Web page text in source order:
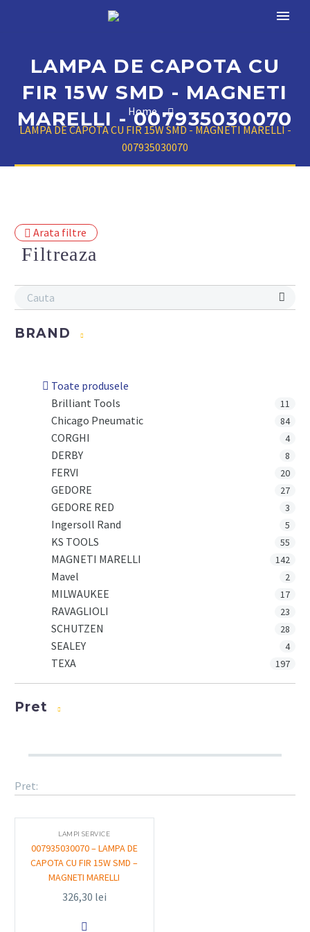
LAMPA DE CAPOTA CU
FIR 15W SMD - MAGNETI
MARELLI - 007935030070
Home
LAMPA DE CAPOTA CU FIR 15W SMD - MAGNETI MARELLI -
007935030070
Arata filtre
Filtreaza
BRAND
Toate produsele
Brilliant Tools
11
Chicago Pneumatic 84
CORGHI 4
DERBY 8
FERVI 20
GEDORE 27
GEDORE RED 3
Ingersoll Rand 5
KS TOOLS 55
MAGNETI MARELLI 142
Mavel 2
MILWAUKEE 17
RAVAGLIOLI 23
SCHUTZEN 28
SEALEY 4
TEXA 197
Pret
Pret:
LAMPI SERVICE
007935030070 – LAMPA DE
CAPOTA CU FIR 15W SMD –
MAGNETI MARELLI
326,30 lei
